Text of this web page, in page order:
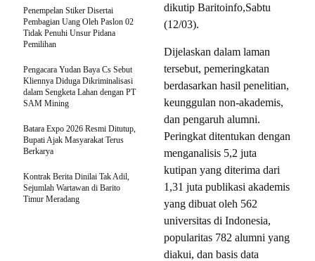
dikutip Baritoinfo,Sabtu
(12/03).
Dijelaskan dalam laman
tersebut, pemeringkatan
berdasarkan hasil penelitian,
keunggulan non-akademis,
dan pengaruh alumni.
Peringkat ditentukan dengan
menganalisis 5,2 juta
kutipan yang diterima dari
1,31 juta publikasi akademis
yang dibuat oleh 562
universitas di Indonesia,
popularitas 782 alumni yang
diakui, dan basis data
Penempelan Stiker Disertai
Pembagian Uang Oleh Paslon 02
Tidak Penuhi Unsur Pidana
Pemilihan
Pengacara Yudan Baya Cs Sebut
Kliennya Diduga Dikriminalisasi
dalam Sengketa Lahan dengan PT
SAM Mining
Batara Expo 2026 Resmi Ditutup,
Bupati Ajak Masyarakat Terus
Berkarya
Kontrak Berita Dinilai Tak Adil,
Sejumlah Wartawan di Barito
Timur Meradang